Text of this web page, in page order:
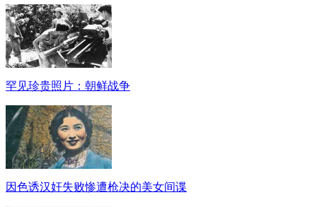
罕见珍贵照片：朝鲜战争
因色诱汉奸失败惨遭枪决的美女间谍